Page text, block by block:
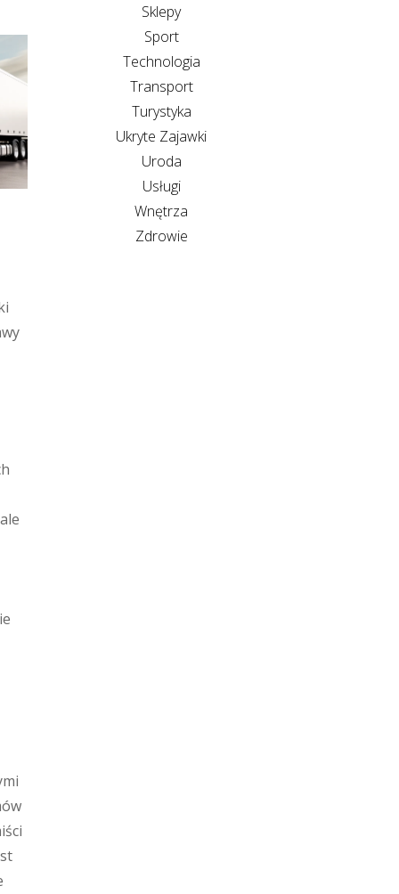
Sklepy
Sport
Technologia
Transport
Turystyka
Ukryte Zajawki
Uroda
Usługi
Wnętrza
Zdrowie